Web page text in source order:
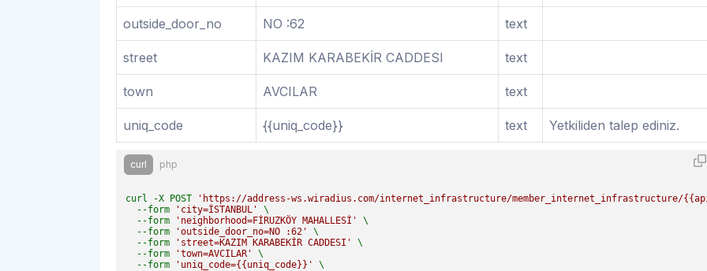
outside_door_no NO :62 text
street KAZIM KARABEKİR CADDESI text
town AVCILAR text
uniq_code {{uniq_code}} text Yetkiliden talep ediniz.
curl php
curl -X POST 'https://address-ws.wiradius.com/internet_infrastructure/member_internet_infrastructure/
  --form
'city=İSTANBUL'
\
  --form
'neighborhood=FİRUZKÖY MAHALLESİ'
\
  --form
'outside_door_no=NO :62'
\
  --form
'street=KAZIM KARABEKİR CADDESI'
\
  --form
'town=AVCILAR'
\
  --form
'uniq_code={{uniq_code}}' \